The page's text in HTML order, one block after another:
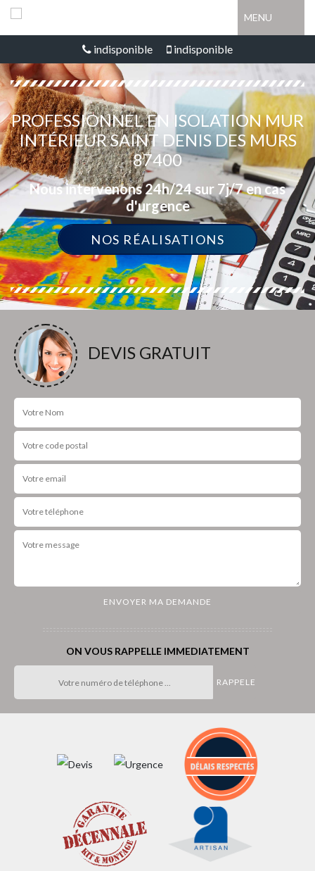
MENU
indisponible indisponible
PROFESSIONNEL EN ISOLATION MUR
INTÉRIEUR SAINT DENIS DES MURS
87400
Nous intervenons 24h/24 sur 7j/7 en cas
d'urgence
NOS RÉALISATIONS
DEVIS GRATUIT
ON VOUS RAPPELLE IMMEDIATEMENT